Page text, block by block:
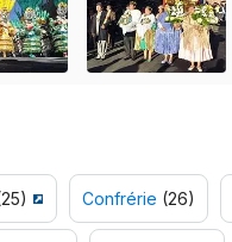
Confrérie (26)